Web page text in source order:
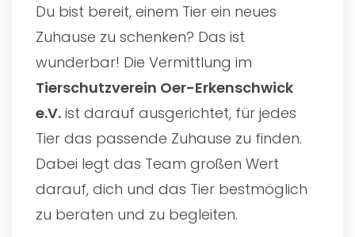
Du bist bereit, einem Tier ein neues
Zuhause zu schenken? Das ist
wunderbar! Die Vermittlung im
Tierschutzverein Oer-Erkenschwick
e.V. ist darauf ausgerichtet, für jedes
Tier das passende Zuhause zu finden.
Dabei legt das Team großen Wert
darauf, dich und das Tier bestmöglich
zu beraten und zu begleiten.